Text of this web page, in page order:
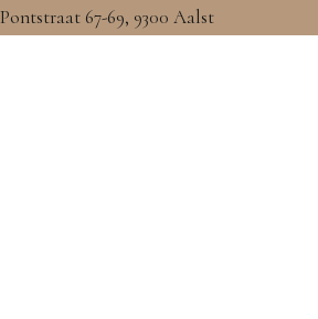
Pontstraat 67-69, 9300 Aalst